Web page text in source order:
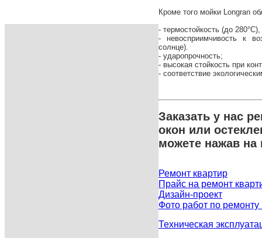
Кроме того мойки Longran
- термостойкость (до
- невосприимчивость к
солнце).
- ударопрочность;
- высокая стойкость при
- соответствие
Заказать у нас
окон или
можете нажав
Ремонт квартир
Прайс на ремонт
Дизайн-проект
Фото работ по ремонту
Техническая